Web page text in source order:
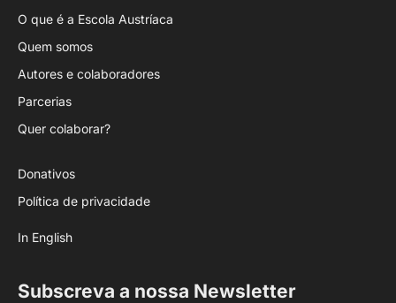
O que é a Escola Austríaca
Quem somos
Autores e colaboradores
Parcerias
Quer colaborar?
Donativos
Política de privacidade
In English
Subscreva a nossa Newsletter